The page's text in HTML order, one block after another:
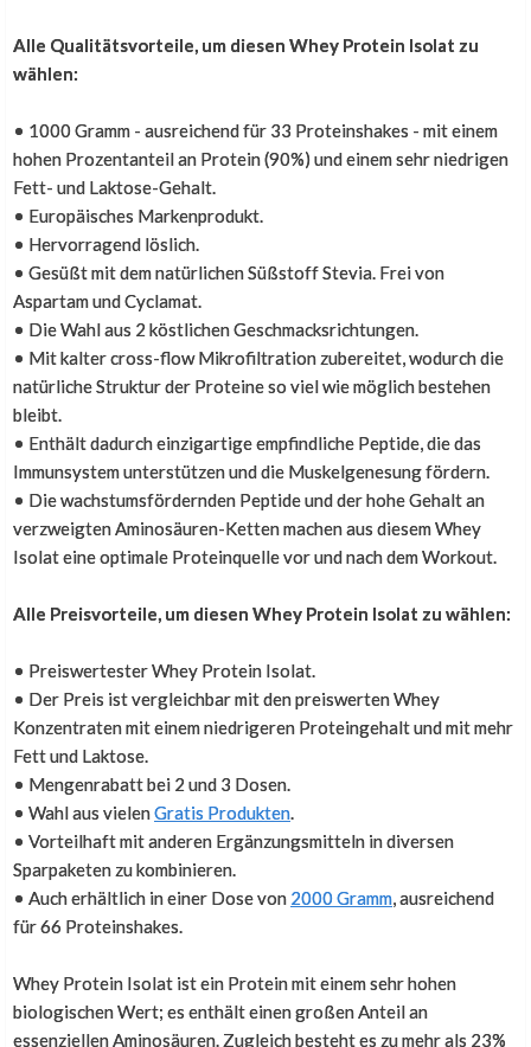
Alle Qualitätsvorteile, um diesen Whey Protein Isolat zu
wählen:
• 1000 Gramm - ausreichend für 33 Proteinshakes - mit einem
hohen Prozentanteil an Protein (90%) und einem sehr niedrigen
Fett- und Laktose-Gehalt.
• Europäisches Markenprodukt.
• Hervorragend löslich.
• Gesüßt mit dem natürlichen Süßstoff Stevia. Frei von
Aspartam und Cyclamat.
• Die Wahl aus 2 köstlichen Geschmacksrichtungen.
• Mit kalter cross-flow Mikrofiltration zubereitet, wodurch die
natürliche Struktur der Proteine so viel wie möglich bestehen
bleibt.
• Enthält dadurch einzigartige empfindliche Peptide, die das
Immunsystem unterstützen und die Muskelgenesung fördern.
• Die wachstumsfördernden Peptide und der hohe Gehalt an
verzweigten Aminosäuren-Ketten machen aus diesem Whey
Isolat eine optimale Proteinquelle vor und nach dem Workout.
Alle Preisvorteile, um diesen Whey Protein Isolat zu wählen:
• Preiswertester Whey Protein Isolat.
• Der Preis ist vergleichbar mit den preiswerten Whey
Konzentraten mit einem niedrigeren Proteingehalt und mit mehr
Fett und Laktose.
• Mengenrabatt bei 2 und 3 Dosen.
• Wahl aus vielenGratis Produkten.
• Vorteilhaft mit anderen Ergänzungsmitteln in diversen
Sparpaketen zu kombinieren.
• Auch erhältlich in einer Dose von 2000 Gramm, ausreichend
für 66 Proteinshakes.
Whey Protein Isolat ist ein Protein mit einem sehr hohen
biologischen Wert; es enthält einen großen Anteil an
essenziellen Aminosäuren. Zugleich besteht es zu mehr als 23%
Produkt erhofft habe, aber ich bringe es einfach nicht
hinunter. Schade um das Geld!
Top Geschmack, aber zu wenig Stevia-
Geschmacksrichtungen
Rafael Eyberg
11. Juli 2020
Top Geschmack. Aber leider zu wenig
Geschmacksrichtungen vom Stevia Whey Protein
Guter Geschmack
Ben Naumann,5. Oktober 2018
Sehr gut verträglich und guter Geschmack.
Liefering super schnell und zuverlässig
L., 30. September 2017
Mit Apfelsaft schmecken die beerigen Sorten wie
Punica! Das Pulver löst sich sehr gut auf. Außerdem ein
großes Lob dafür, dass ihr immer super schnell und
zuverlässig liefert (wohne in Deutschland und bisher
kamen meine Bestellungen immer nach 2-3 Tagen an)!
Mit Stevia gesüßt
,1. November 2016
Lieferung ist sehr schnell.